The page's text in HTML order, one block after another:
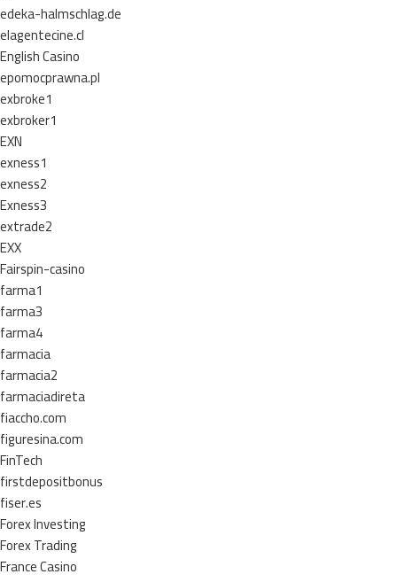
edeka-halmschlag.de
elagentecine.cl
English Casino
epomocprawna.pl
exbroke1
exbroker1
EXN
exness1
exness2
Exness3
extrade2
EXX
Fairspin-casino
farma1
farma3
farma4
farmacia
farmacia2
farmaciadireta
fiaccho.com
figuresina.com
FinTech
firstdepositbonus
fiser.es
Forex Investing
Forex Trading
France Casino